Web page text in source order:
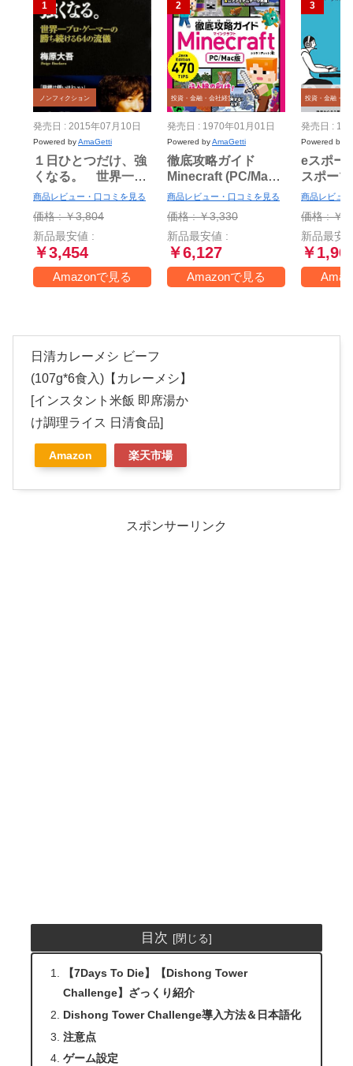
ノンフィクション
発売日 : 2015年07月10日
Powered byAmaGetti
１日ひとつだけ、強
くなる。 世界一プ
ロ・ゲーマーの勝ち
続ける64の流儀
商品レビュー・口コミを見る
価格 : ￥3,804
新品最安値 :
￥3,454
Amazonで見る
投資・金融・会社経営
発売日 : 1970年01月01日
Powered byAmaGetti
徹底攻略ガイド
Minecraft (PC/Mac
版)
商品レビュー・口コミを見る
価格 : ￥3,330
新品最安値 :
￥6,127
Amazonで見る
投資・金融・会
発売日 :
Powered by
eスポー
スポー
の現場
ます!
商品レビュ
価格 : ￥
新品最安
￥
日清カレーメシ ビーフ
(107g*6食入)【カレーメシ】
[インスタント米飯 即席湯か
け調理ライス 日清食品]
Amazon 楽天市場
スポンサーリンク
目次
【7Days To Die】【Dishong Tower
Challenge】ざっくり紹介
Dishong Tower Challenge導入方法＆日本語化
注意点
ゲーム設定